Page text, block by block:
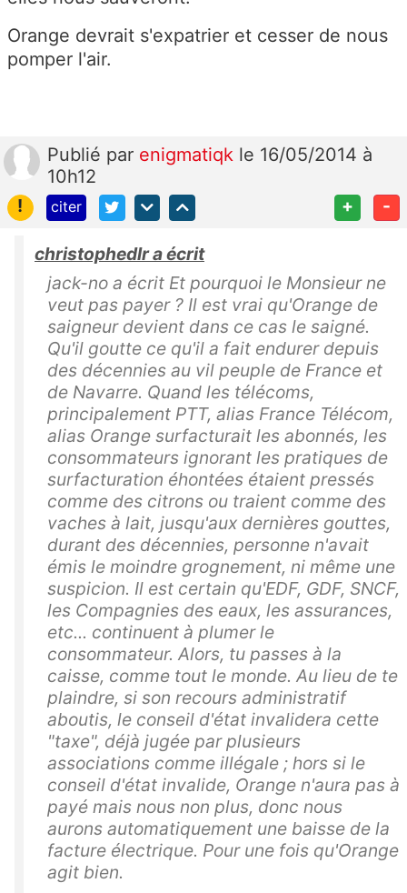
Orange devrait s'expatrier et cesser de nous
pomper l'air.
Publié par enigmatiqk le 16/05/2014 à
10h12
!
citer + -
christophedlr a écrit
jack-no a écrit Et pourquoi le Monsieur ne
veut pas payer ? Il est vrai qu'Orange de
saigneur devient dans ce cas le saigné.
Qu'il goutte ce qu'il a fait endurer depuis
des décennies au vil peuple de France et
de Navarre. Quand les télécoms,
principalement PTT, alias France Télécom,
alias Orange surfacturait les abonnés, les
consommateurs ignorant les pratiques de
surfacturation éhontées étaient pressés
comme des citrons ou traient comme des
vaches à lait, jusqu'aux dernières gouttes,
durant des décennies, personne n'avait
émis le moindre grognement, ni même une
suspicion. Il est certain qu'EDF, GDF, SNCF,
les Compagnies des eaux, les assurances,
etc... continuent à plumer le
consommateur. Alors, tu passes à la
caisse, comme tout le monde. Au lieu de te
plaindre, si son recours administratif
aboutis, le conseil d'état invalidera cette
"taxe", déjà jugée par plusieurs
associations comme illégale ; hors si le
conseil d'état invalide, Orange n'aura pas à
payé mais nous non plus, donc nous
aurons automatiquement une baisse de la
facture électrique. Pour une fois qu'Orange
agit bien.